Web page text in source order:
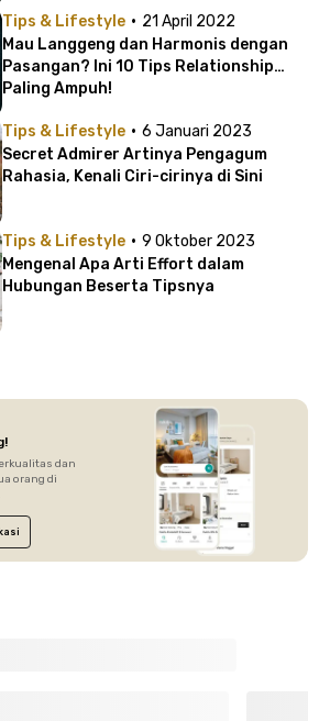
Tips & Lifestyle · 21 April 2022
Mau Langgeng dan Harmonis dengan
Pasangan? Ini 10 Tips Relationship
Paling Ampuh!
Tips & Lifestyle · 6 Januari 2023
Secret Admirer Artinya Pengagum
Rahasia, Kenali Ciri-cirinya di Sini
Tips & Lifestyle · 9 Oktober 2023
Mengenal Apa Arti Effort dalam
Hubungan Beserta Tipsnya
dan
orang di